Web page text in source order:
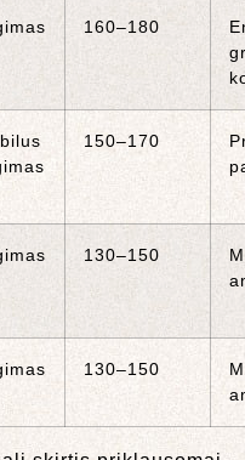
160–180
150–170
130–150
130–150